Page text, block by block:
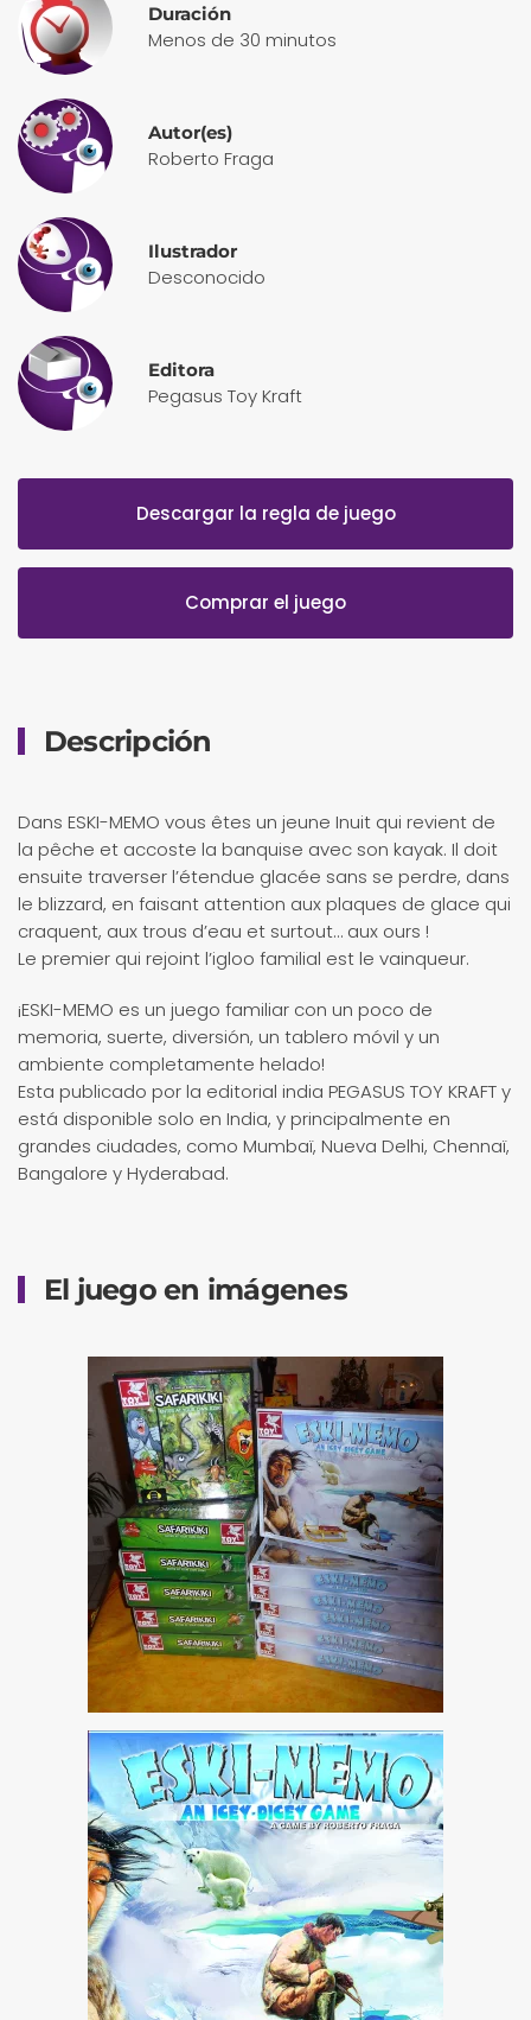
Duración
Menos de 30 minutos
Autor(es)
Roberto Fraga
Ilustrador
Desconocido
Editora
Pegasus Toy Kraft
Descargar la regla de juego
Comprar el juego
Descripción
Dans ESKI-MEMO vous êtes un jeune Inuit qui revient de
la pêche et accoste la banquise avec son kayak. Il doit
ensuite traverser l’étendue glacée sans se perdre, dans
le blizzard, en faisant attention aux plaques de glace qui
craquent, aux trous d’eau et surtout… aux ours !
Le premier qui rejoint l’igloo familial est le vainqueur.
¡ESKI-MEMO es un juego familiar con un poco de
memoria, suerte, diversión, un tablero móvil y un
ambiente completamente helado!
Esta publicado por la editorial india PEGASUS TOY KRAFT y
está disponible solo en India, y principalmente en
grandes ciudades, como Mumbaï, Nueva Delhi, Chennaï,
Bangalore y Hyderabad.
El juego en imágenes